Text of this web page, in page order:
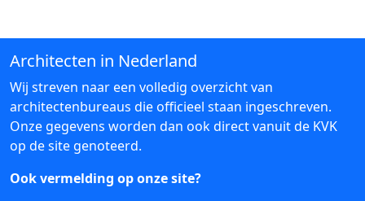
Architecten in Nederland
Wij streven naar een volledig overzicht van
architectenbureaus die officieel staan ingeschreven.
Onze gegevens worden dan ook direct vanuit de KVK
op de site genoteerd.
Ook vermelding op onze site?